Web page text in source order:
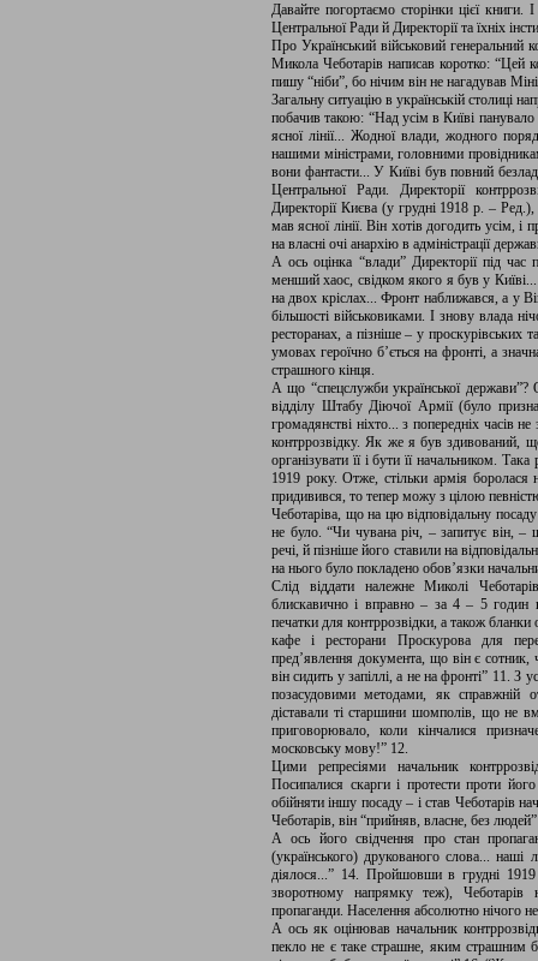
Давайте погортаємо сторінки цієї книги.
Центральної Ради й Директорії та їхніх
Про Український військовий
Микола Чеботарів написав коротко: “Цей
пишу “ніби”, бо нічим він не нагадував
Загальну ситуацію в українській столиці
побачив такою: “Над усім в Київі панувало
ясної лінії... Жодної влади, жодного
нашими міністрами, головними
вони фантасти... У Київі був повний
Центральної Ради. Директорії
Директорії Києва (у грудні 1918 р. –
мав ясної лінії. Він хотів догодить усім,
на власні очі анархію в адміністрації
А ось оцінка “влади” Директорії під час
менший хаос, свідком якого я був у
на двох кріслах... Фронт наближався, а у
більшості військовиками. І знову влада
ресторанах, а пізніше – у проскурівських
умовах героїчно б’ється на фронті, а
страшного кінця.
А що “спецслужби української
відділу Штабу Діючої Армії (було
громадянстві ніхто... з попередніх часів
контррозвідку. Як же я був здивований,
організувати її і бути її начальником.
1919 року. Отже, стільки армія
придивився, то тепер можу з цілою
Чеботаріва, що на цю відповідальну
не було. “Чи чувана річ, – запитує він, –
речі, й пізніше його ставили на
на нього було покладено обов’язки
Слід віддати належне Миколі
блискавично і вправно – за 4 – 5 годин
печатки для контррозвідки, а також
кафе і ресторани Проскурова для
пред’явлення документа, що він є
він сидить у запіллі, а не на фронті” 11. З
позасудовими методами, як
діставали ті старшини шомполів, що не
приговорювало, коли кінчалися
московську мову!” 12.
Цими репресіями начальник
Посипалися скарги і протести проти
обійняти іншу посаду – і став Чеботарів
Чеботарів, він “прийняв, власне, без
А ось його свідчення про стан
(українського) друкованого слова...
діялося...” 14. Пройшовши в грудні
зворотному напрямку теж), Чеботарів
пропаганди. Населення абсолютно нічого
А ось як оцінював начальник
пекло не є таке страшне, яким страшним